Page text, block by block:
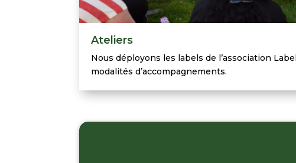
Ateliers
Nous déployons les labels de l’association
modalités d’accompagnements.